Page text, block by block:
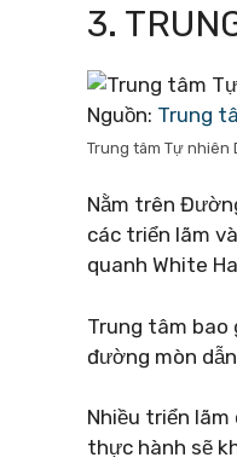
3.
Nguồn: Trung
Trung tâm Tự nhiên
Nằm trên
các triển lãm
quanh White
Trung tâm bao
đường mòn
Nhiều triển
thực hành sẽ